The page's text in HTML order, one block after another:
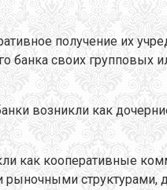
получение их
банка своих групповых
возникли как
как кооперативные